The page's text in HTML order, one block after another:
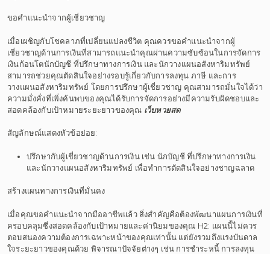
ขอคำแนะนำจากผู้เชี่ยวชาญ
เมื่อเผชิญกับโชคลาภที่เปลี่ยนแปลงชีวิต คุณควรขอคำแนะนำจากผู้
เชี่ยวชาญด้านการเงินที่สามารถแนะนำคุณผ่านความซับซ้อนในการจัดการ
เงินก้อนโตนักบัญชี ที่ปรึกษาทางการเงิน และนักวางแผนอสังหาริมทรัพย์
สามารถช่วยคุณตัดสินใจอย่างรอบรู้เกี่ยวกับการลงทุน ภาษี และการ
วางแผนอสังหาริมทรัพย์ โดยการปรึกษาผู้เชี่ยวชาญ คุณสามารถมั่นใจได้ว่า
ความมั่งคั่งที่เพิ่งค้นพบของคุณได้รับการจัดการอย่างมีความรับผิดชอบและ
สอดคล้องกับเป้าหมายระยะยาวของคุณ เว็บหวยสด
สัญลักษณ์แสดงหัวข้อย่อย:
ปรึกษากับผู้เชี่ยวชาญด้านการเงิน เช่น นักบัญชี ที่ปรึกษาทางการเงิน
และนักวางแผนอสังหาริมทรัพย์ เพื่อทำการตัดสินใจอย่างชาญฉลาด
สร้างแผนทางการเงินที่มั่นคง
เมื่อคุณขอคำแนะนำจากมืออาชีพแล้ว สิ่งสำคัญคือต้องพัฒนาแผนการเงินที่
ครอบคลุมซึ่งสอดคล้องกับเป้าหมายและค่านิยมของคุณ H2: แผนนี้ไม่ควร
ตอบสนองความต้องการเฉพาะหน้าของคุณเท่านั้น แต่ยังรวมถึงแรงบันดาล
ใจระยะยาวของคุณด้วย พิจารณาปัจจัยต่างๆ เช่น การชำระหนี้ การลงทุน